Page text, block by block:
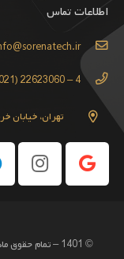
اطلاعات تماس
4 – 22623060 (021)
تهران، خیابان
© 1401 – تمام